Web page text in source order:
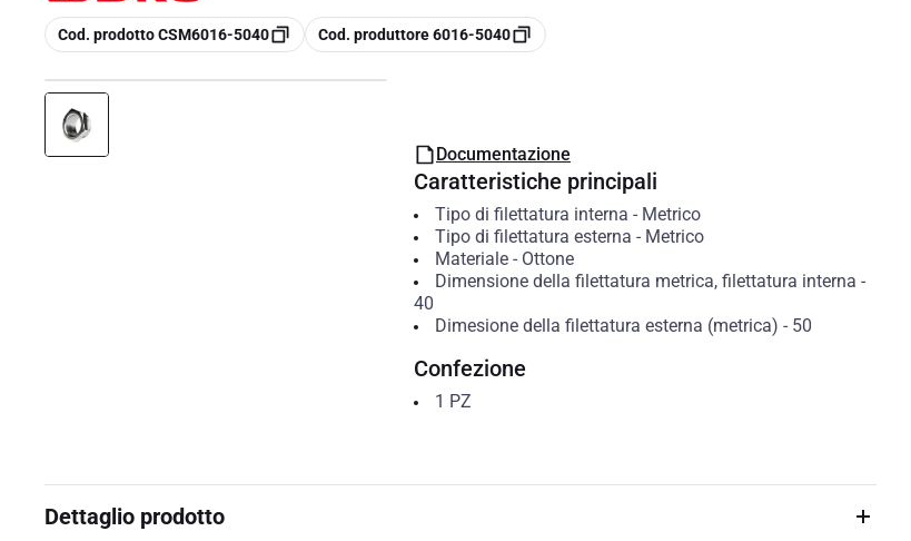
copia
Cod. prodotto CSM6016-5040 copia
Cod. produttore 6016-5040
Documentazione
Caratteristiche principali
Tipo di filettatura interna - Metrico
Tipo di filettatura esterna - Metrico
Materiale- Ottone
Dimensione della filettatura metrica, filettatura interna -
40
Dimesione della filettatura esterna (metrica) - 50
Confezione
1 PZ
Dettaglio prodotto